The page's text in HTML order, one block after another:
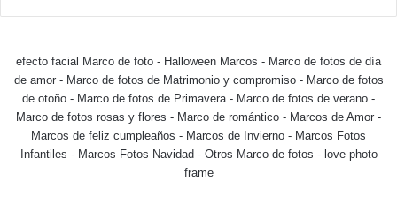
efecto facial Marco de foto - Halloween Marcos - Marco de fotos de día
de amor- Marco de fotos de Matrimonio y compromiso- Marco de fotos
de otoño - Marco de fotos de Primavera- Marco de fotos de verano -
Marco de fotos rosas y flores - Marco de romántico - Marcos de Amor -
Marcos de feliz cumpleaños - Marcos de Invierno - Marcos Fotos
Infantiles - Marcos Fotos Navidad - Otros Marco de fotos - love photo
frame